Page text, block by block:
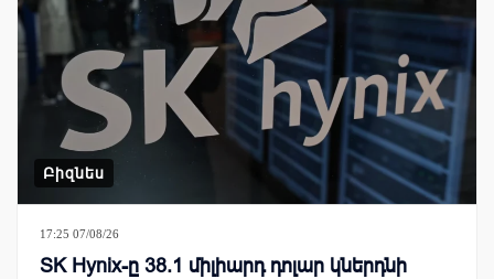
Բիզնես
17:25 07/08/26
SK Hynix-ը 38.1 միլիարդ դոլար կներդնի